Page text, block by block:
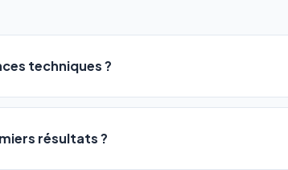
techniques ?
conçu pour être accessible àtous les profils:
Pas de code, pas de configuration complexe —
activité, et le logiciel gère tout en automatique
résultats ?